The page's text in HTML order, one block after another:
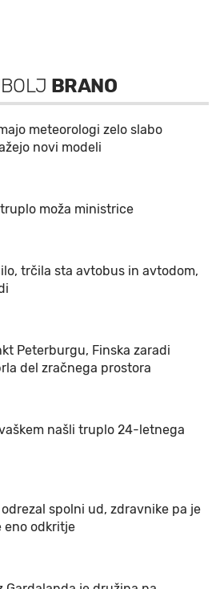
BRANO
meteorologi zelo slabo
novi modeli
moža ministrice
trčila sta avtobus in avtodom,
Peterburgu, Finska zaradi
del zračnega prostora
našli truplo 24-letnega
spolni ud, zdravnike pa je
eno odkritje